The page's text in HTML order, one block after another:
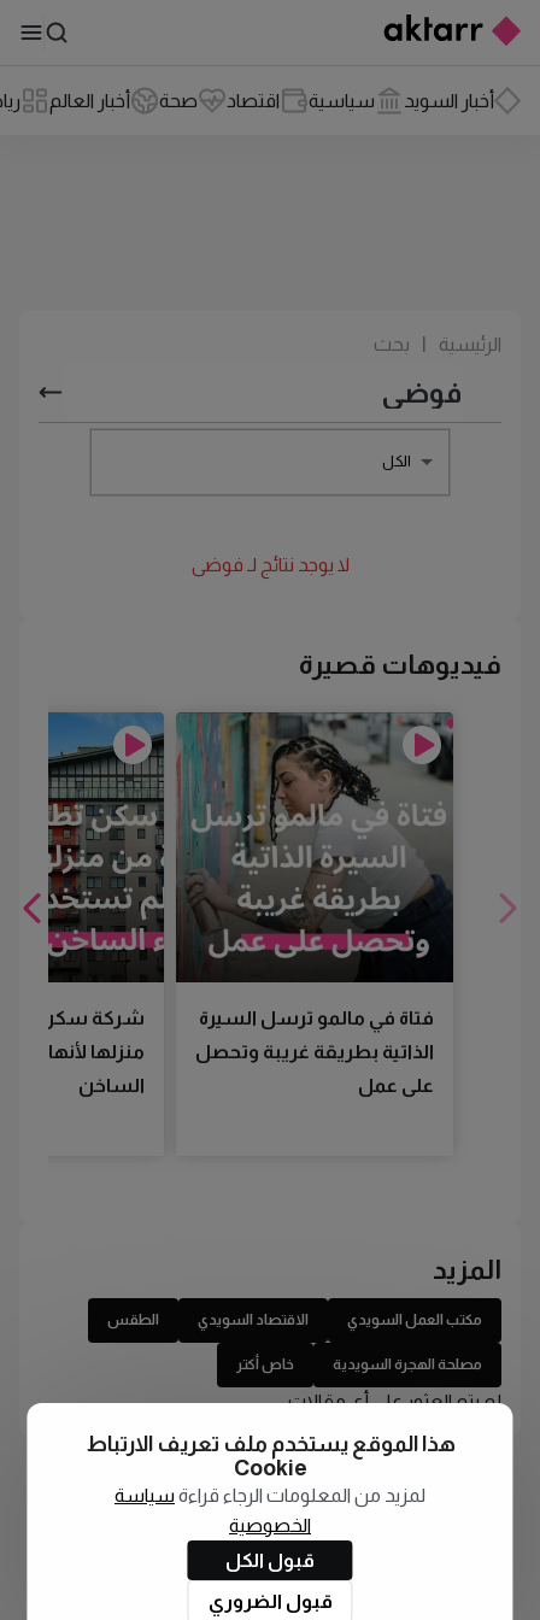
أخبار السويد سياسية اقتصاد صحة أخبار العالم
الرئيسية بحث
الكل
لا يوجد نتائج لـ فوضى
فيديوهات قصيرة
فتاة في مالمو ترسل السيرة
الذاتية بطريقة غريبة وتحصل
على عمل
شركة سكن
منزلها لأنها لم
الساخن
المزيد
مكتب العمل السويدي الاقتصاد السويدي الطقس
مصلحة الهجرة السويدية خاص أكتر
لم يتم العثور على أي مقالات
هذا الموقع يستخدم ملف تعريف الارتباط
Cookie
لمزيد من المعلومات الرجاء قراءة سياسة
الخصوصية
قبول الكل
قبول الضروري